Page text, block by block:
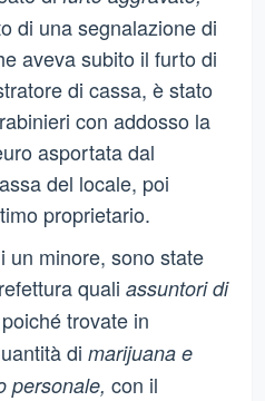
di una segnalazione di
aveva subito il furto di
di cassa, è stato
con addosso la
asportata dal
del locale, poi
proprietario.
un minore, sono state
quali assuntori di
trovate in
di marijuana e
personale, con il